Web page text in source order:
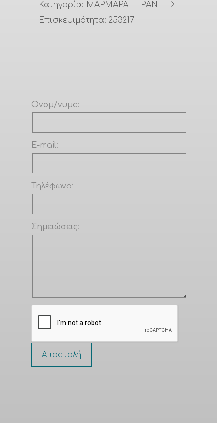
Κατηγορία: ΜΑΡΜΑΡΑ – ΓΡΑΝΙΤΕΣ
Επισκεψιμότητα: 253217
Ονομ/νυμο:
E-mail:
Τηλέφωνο:
Σημειώσεις:
Αποστολή